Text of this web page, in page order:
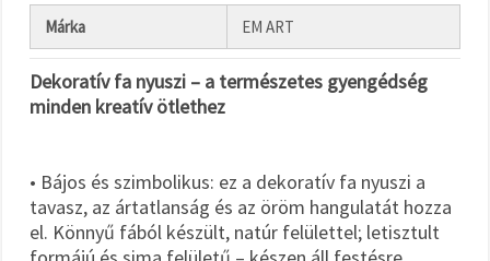
Márka EM ART
Dekoratív fa nyuszi – a természetes gyengédség
minden kreatív ötlethez
• Bájos és szimbolikus: ez a dekoratív fa nyuszi a
tavasz, az ártatlanság és az öröm hangulatát hozza
el. Könnyű fából készült, natúr felülettel; letisztult